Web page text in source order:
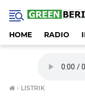
HOME RADIO
› LISTRIK